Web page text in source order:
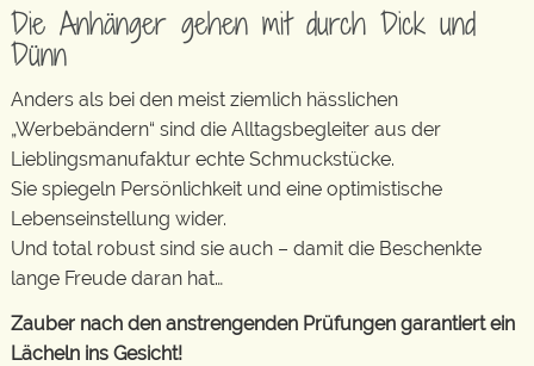
Die Anhänger gehen mit durch Dick und
Dünn
Anders als bei den meist ziemlich hässlichen
„Werbebändern“ sind die Alltagsbegleiter aus der
Lieblingsmanufaktur echte Schmuckstücke.
Sie spiegeln Persönlichkeit und eine optimistische
Lebenseinstellung wider.
Und total robust sind sie auch – damit die Beschenkte
lange Freude daran hat…
Zauber nach den anstrengenden Prüfungen garantiert ein
Lächeln ins Gesicht!